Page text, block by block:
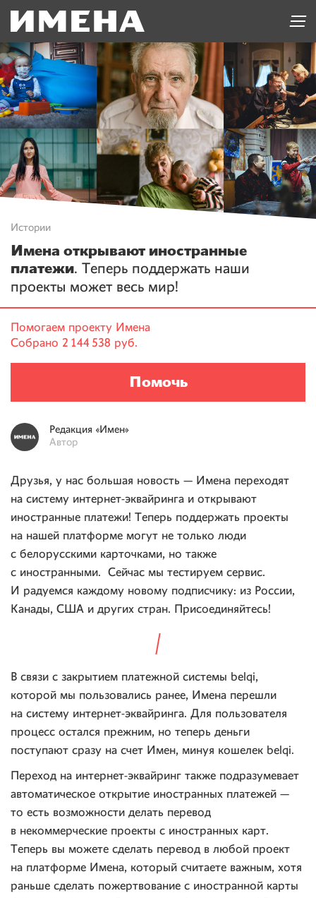
Истории
Имена открывают иностранные
платежи. Теперь поддержать наши
проекты может весь мир!
Помогаем проекту Имена
Собрано 2 144 538 руб.
Помочь
Редакция «Имен»
Автор
Друзья, у нас большая новость — Имена переходят
на систему интернет-эквайринга и открывают
иностранные платежи! Теперь поддержать проекты
на нашей платформе могут не только люди
с белорусскими карточками, но также
с иностранными. Сейчас мы тестируем сервис.
И радуемся каждому новому подписчику: из России,
Канады, США и других стран. Присоединяйтесь!
В связи с закрытием платежной системы belqi,
которой мы пользовались ранее, Имена перешли
на систему интернет-эквайринга. Для пользователя
процесс остался прежним, но теперь деньги
поступают сразу на счет Имен, минуя кошелек belqi.
Переход на интернет-эквайринг также подразумевает
автоматическое открытие иностранных платежей —
то есть возможности делать перевод
в некоммерческие проекты с иностранных карт.
Теперь вы можете сделать перевод в любой проект
на платформе Имена, который считаете важным, хотя
раньше сделать пожертвование с иностранной карты